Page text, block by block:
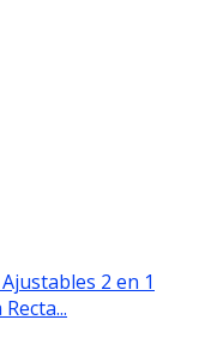
2 en 1